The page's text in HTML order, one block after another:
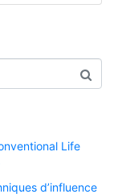
Life
d’influence